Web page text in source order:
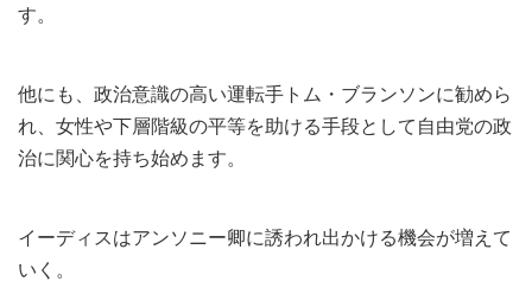
す。
他にも、政治意識の高い運転手トム・ブランソンに勧めら
れ、女性や下層階級の平等を助ける手段として自由党の政
治に関心を持ち始めます。
イーディスはアンソニー卿に誘われ出かける機会が増えて
いく。